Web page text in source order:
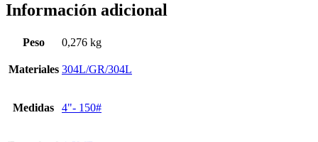
Información adicional
Peso 0,276 kg
Materiales 304L/GR/304L
Medidas 4"- 150#